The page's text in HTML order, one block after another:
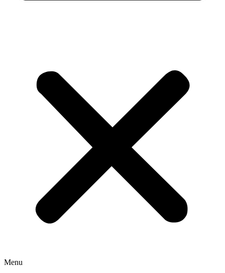
Menu